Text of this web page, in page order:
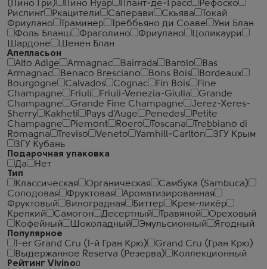
(Пино Гри)
Пино Нуар Плант-де-Грасс
Рефоско
Рислинг
Ркацители Саперави Скьява
Токай
Фриулано
Траминер Треббьяно ди Соаве
Уни Блан
Фоль Бланш
Фраголино Фриулано
Цоликаури
Шардоне
Шенен Блан
Апелласьон
Alto Adige
Armagnac Bairrada Barolo
Bas
Armagnac
Benaco Bresciano Bons Bois
Bordeaux
Bourgogne
Calvados Cognac Fin Bois
Fine
Champagne
Friuli Friuli-Venezia-Giulia
Grande
Champagne
Grande Fine Champagne
Jerez-Xeres-
Sherry
Kakheti Pays d'Auge Penedes
Petite
Champagne
Piemont Roero Toscana
Trebbiano di
Romagna
Treviso Veneto Yamhill-Carlton
ЗГУ Крым
ЗГУ Кубань
Подарочная упаковка
Да
Нет
Тип
Классическая
Органическая
Самбука (Sambuca)
Солодовая
Фруктовая
Ароматизированная
Фруктовый
Виноградная Биттер
Крем-ликёр
Крепкий
Самогон Десертный Травяной
Ореховый
Кофейный
Шоколадный Эмульсионный
Ягодный
Популярное
1-er Grand Cru (1-й Гран Крю)
Grand Cru (Гран Крю)
Выдержанное Reserva (Резерва)
Коллекционный
Рейтинг Vivino